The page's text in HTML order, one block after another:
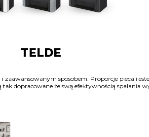
TELDE
sposobem. Proporcje pieca i
dopracowane że swą efektywnością spalania